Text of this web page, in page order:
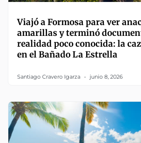
Viajó a Formosa para ver
amarillas y terminó
realidad poco conocida: la
en el Bañado La Estrella
Santiago Cravero Igarza junio 8, 2026